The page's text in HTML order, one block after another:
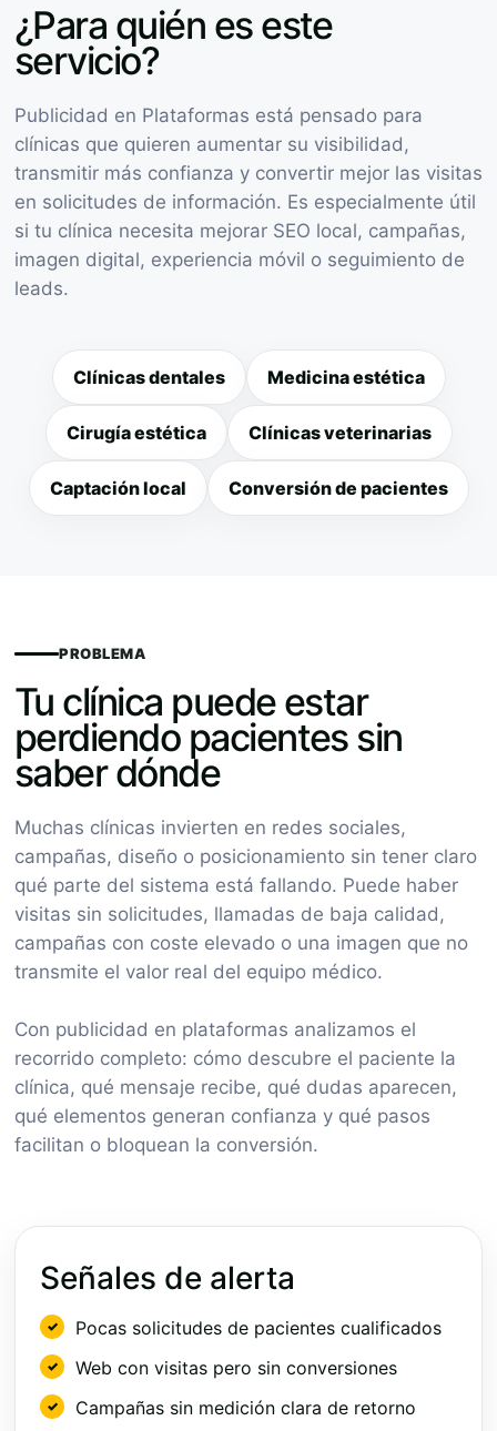
¿Para quién es este
servicio?
Publicidad en Plataformas está pensado para
clínicas que quieren aumentar su visibilidad,
transmitir más confianza y convertir mejor las visitas
en solicitudes de información. Es especialmente útil
si tu clínica necesita mejorar SEO local, campañas,
imagen digital, experiencia móvil o seguimiento de
leads.
Clínicas dentales Medicina estética
Cirugía estética Clínicas veterinarias
Captación local Conversión de pacientes
PROBLEMA
Tu clínica puede estar
perdiendo pacientes sin
saber dónde
Muchas clínicas invierten en redes sociales,
campañas, diseño o posicionamiento sin tener claro
qué parte del sistema está fallando. Puede haber
visitas sin solicitudes, llamadas de baja calidad,
campañas con coste elevado o una imagen que no
transmite el valor real del equipo médico.
Con publicidad en plataformas analizamos el
recorrido completo: cómo descubre el paciente la
clínica, qué mensaje recibe, qué dudas aparecen,
qué elementos generan confianza y qué pasos
facilitan o bloquean la conversión.
Señales de alerta
Pocas solicitudes de pacientes cualificados
Web con visitas pero sin conversiones
Campañas sin medición clara de retorno